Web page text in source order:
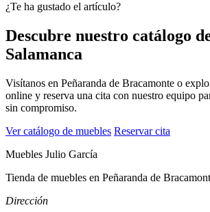
¿Te ha gustado el artículo?
Descubre nuestro catálogo
Salamanca
Visítanos en Peñaranda de Bracamonte o
online y reserva una cita con nuestro equipo
sin compromiso.
Ver catálogo de muebles Reservar cita
Muebles Julio García
Tienda de muebles en Peñaranda de
Dirección